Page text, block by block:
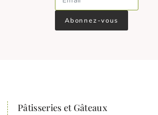
Abonnez-vous
Pâtisseries et Gâteaux